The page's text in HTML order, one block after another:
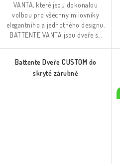
VANTA, které jsou dokonalou
volbou pro všechny milovníky
elegantního a jednotného designu.
BATTENTE VANTA jsou dveře s...
Battente Dveře CUSTOM do
skryté zárubně